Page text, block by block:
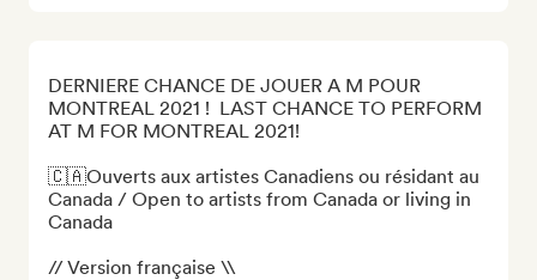
DERNIERE CHANCE DE JOUER A M POUR
MONTREAL 2021 !  LAST CHANCE TO PERFORM
AT M FOR MONTREAL 2021!
🇨🇦Ouverts aux artistes Canadiens ou résidant au
Canada / Open to artists from Canada or living in
Canada
// Version française \\